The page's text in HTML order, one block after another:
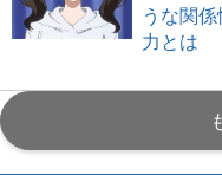
うな関
力とは